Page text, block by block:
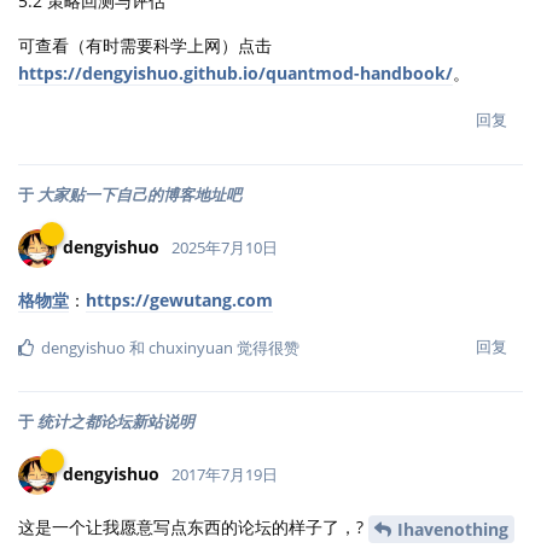
可查看（有时需要科学上网）点击
https://dengyishuo.github.io/quantmod-handbook/。
回复
于 大家贴一下自己的博客地址吧
dengyishuo 2025年7月10日
格物堂 ： https://gewutang.com
回复
dengyishuo 和 chuxinyuan 觉得很赞
于统计之都论坛新站说明
dengyishuo 2017年7月19日
这是一个让我愿意写点东西的论坛的样子了，? Ihavenothing